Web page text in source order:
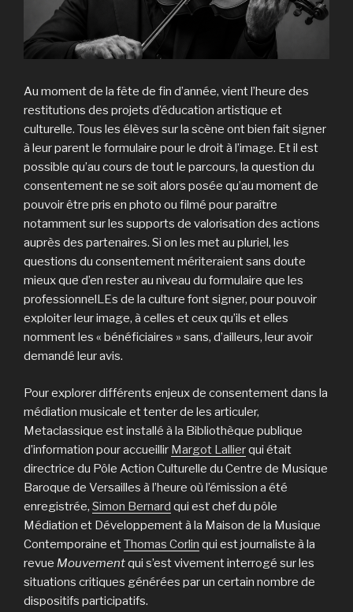
Au moment de la fête de fin d’année, vient l’heure des
restitutions des projets d’éducation artistique et
culturelle. Tous les élèves sur la scène ont bien fait signer
à leur parent le formulaire pour le droit à l’image. Et il est
possible qu’au cours de tout le parcours, la question du
consentement ne se soit alors posée qu’au moment de
pouvoir être pris en photo ou filmé pour paraître
notamment sur les supports de valorisation des actions
auprès des partenaires. Si on les met au pluriel, les
questions du consentement mériteraient sans doute
mieux que d’en rester au niveau du formulaire que les
professionnelLEs de la culture font signer, pour pouvoir
exploiter leur image, à celles et ceux qu’ils et elles
nomment les « bénéficiaires » sans, d’ailleurs, leur avoir
demandé leur avis.
Pour explorer différents enjeux de consentement dans la
médiation musicale et tenter de les articuler,
Metaclassique est installé à la Bibliothèque publique
d’information pour accueillir Margot Lallierqui était
directrice du Pôle Action Culturelle du Centre de Musique
Baroque de Versailles à l’heure où l’émission a été
enregistrée, Simon Bernard qui est chef du pôle
Médiation et Développement à la Maison de la Musique
Contemporaine etThomas Corlin qui est journaliste à la
revue Mouvementqui s’est vivement interrogé sur les
situations critiques générées par un certain nombre de
dispositifs participatifs.